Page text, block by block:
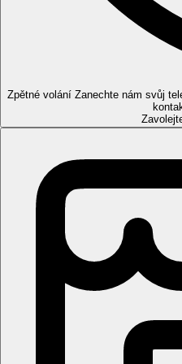
(lahev vody zdarma), balkon
Ostatní typy pokojů
pokoje výše uvedené
Dvoulůžkový pokoj,
přistýlky řešené formou
Rodinný pokoj, 1 ložnice:
Písčito oblázková pláž,
zdarma (k vyzvednutí ve
Stravování
snídaně (7.00-10.00),
obědy (12.30-14.00),
snack (23.00-1.00)
během dne lehké
17:00), zmrzlina
10.00-2.00
vybraných
Zpětné volání Zanechte nám svůj